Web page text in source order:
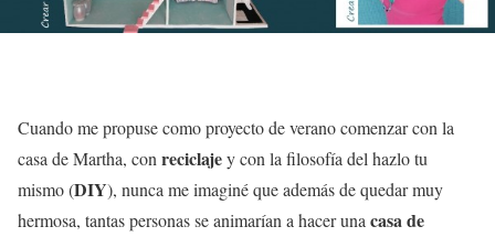
Cuando me propuse como proyecto de verano comenzar con la
casa de Martha, con reciclajey con la filosofía del hazlo tu
mismo (DIY), nunca me imaginé que además de quedar muy
hermosa, tantas personas se animarían a hacer una casa de